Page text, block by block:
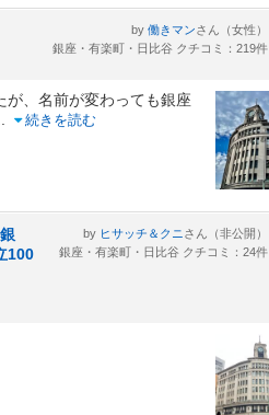
by 働きマンさん（女性）
銀座・有楽町・日比谷 クチコミ：219件
、名前が変わっても銀座
続きを読む
100
by ヒサッチ＆クニ さん（非公開）
銀座・有楽町・日比谷 クチコミ：24件